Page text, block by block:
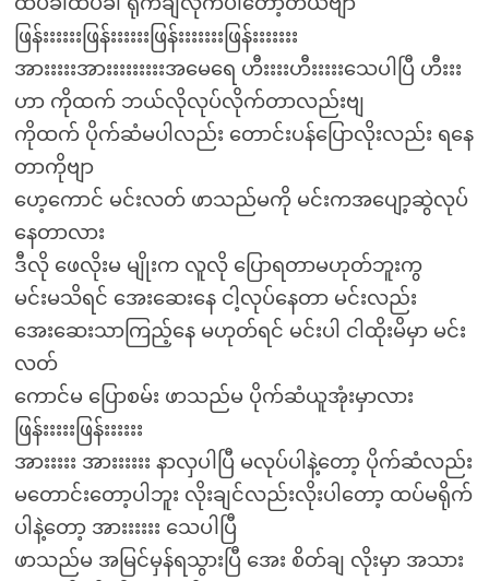
ဖြန်းးးးးးဖြန်းးးးးးဖြန်းးးးးးးဖြန်းးးးးးး
အားးးးးအားးးးးးးးးအမေရေ ဟီးးးးဟီးးးးးသေပါပြီ ဟီးးး
ဟာ ကိုထက် ဘယ်လိုလုပ်လိုက်တာလည်းဗျ
ကိုထက် ပိုက်ဆံမပါလည်း တောင်းပန်ပြောလိုးလည်း ရနေ
တာကိုဗျာ
ဟေ့ကောင် မင်းလတ် ဖာသည်မကို မင်းကအပျော့ဆွဲလုပ်
နေတာလား
ဒီလို ဖေလိုးမ မျိုးက လူလို ပြောရတာမဟုတ်ဘူးကွ
မင်းမသိရင် အေးဆေးနေ ငါ့လုပ်နေတာ မင်းလည်း
အေးဆေးသာကြည့်နေ မဟုတ်ရင် မင်းပါ ငါထိုးမိမှာ မင်း
လတ်
ကောင်မ ပြောစမ်း ဖာသည်မ ပိုက်ဆံယူအုံးမှာလား
ဖြန်းးးးးဖြန်းးးးးး
အားးးးး အားးးးးး နာလှပါပြီ မလုပ်ပါနဲ့တော့ ပိုက်ဆံလည်း
မတောင်းတော့ပါဘူး လိုးချင်လည်းလိုးပါတော့ ထပ်မရိုက်
ပါနဲ့တော့ အားးးးးး သေပါပြီ
ဖာသည်မ အမြင်မှန်ရသွားပြီ အေး စိတ်ချ လိုးမှာ အသား